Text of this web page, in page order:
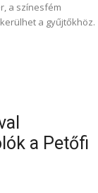
a színesfém
a gyűjtőkhöz.
a Petőfi